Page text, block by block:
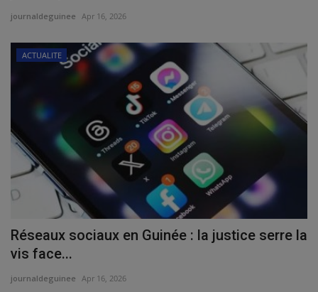
journaldeguinee Apr 16, 2026
ACTUALITE
Réseaux sociaux en Guinée : la justice serre la
vis face...
journaldeguinee Apr 16, 2026